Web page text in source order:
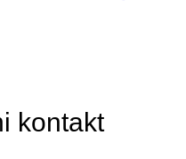
kontakt